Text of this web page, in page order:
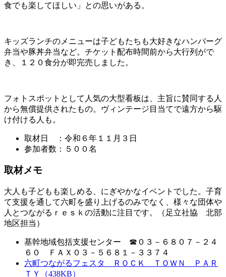
食でも楽してほしい」との思いがある。
キッズランチのメニューは子どもたちも大好きなハンバーグ
弁当や豚丼弁当など。チケット配布時間前から大行列がで
き、１２０食分が即完売しました。
フォトスポットとして人気の大型看板は、主旨に賛同する人
から無償提供されたもの。ヴィンテージ目当てで遠方から駆
け付ける人も。
取材日 ：令和６年１１月３日
参加者数：５００名
取材メモ
大人も子どもも楽しめる、にぎやかなイベントでした。子育
て支援を通して六町を盛り上げるのみでなく、様々な団体や
人とつながるｒｅｓｋの活動に注目です。（足立社協 北部
地区担当）
基幹地域包括支援センター ☎０３－６８０７－２４
６０ ＦＡＸ０３－５６８１－３３７４
六町つながるフェスタ ＲＯＣＫ ＴＯＷＮ ＰＡＲ
ＴＹ（438KB）